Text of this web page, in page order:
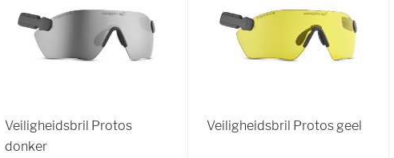
Veiligheidsbril Protos
donker
Veiligheidsbril Protos geel